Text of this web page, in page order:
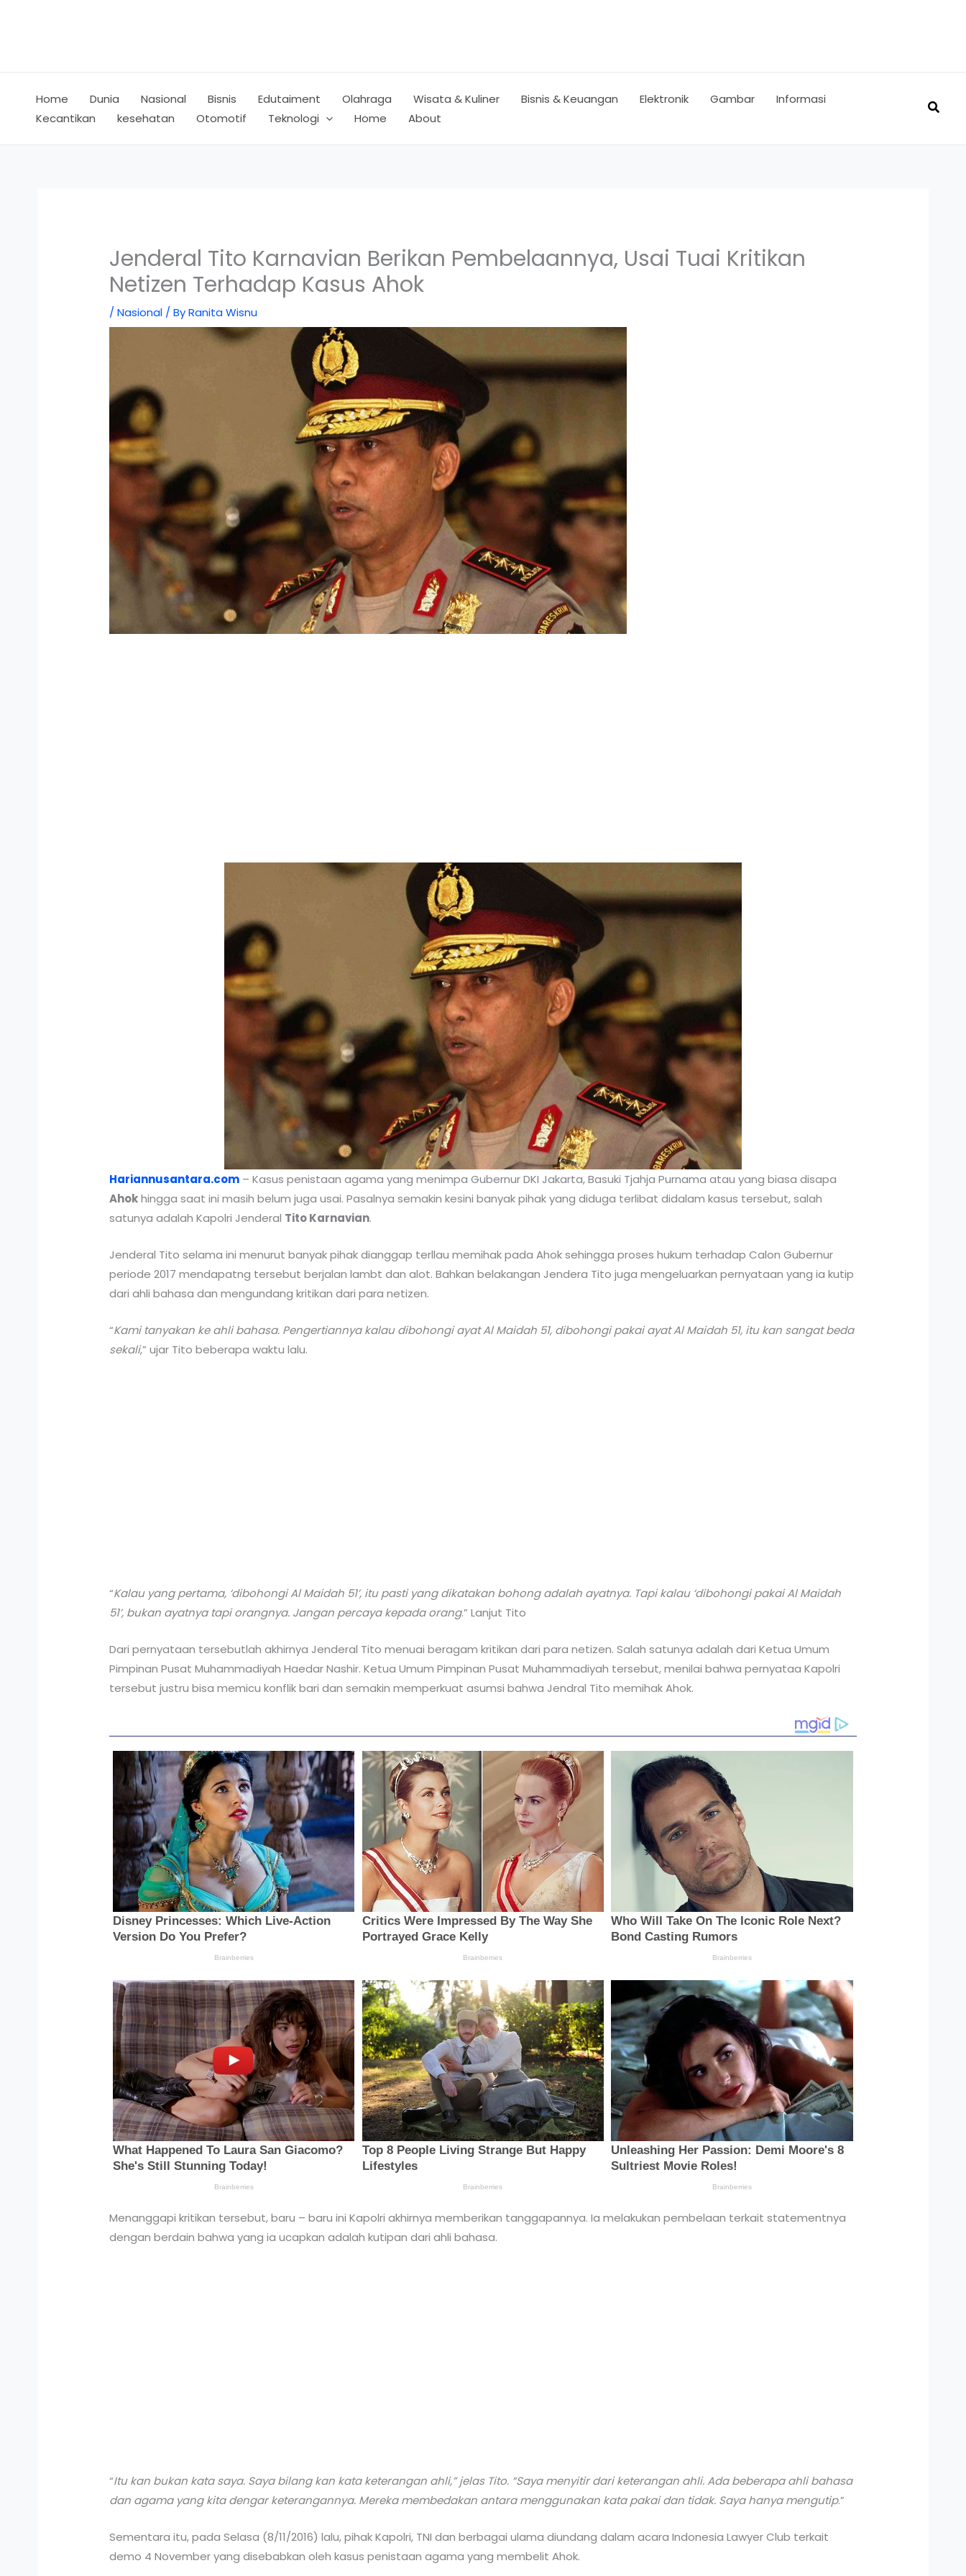
Home Dunia Nasional Bisnis Edutaiment Olahraga Wisata & Kuliner Bisnis & Keuangan Elektronik Gambar
Informasi
Kecantikan
kesehatan Otomotif Teknologi Home About
Jenderal Tito Karnavian Berikan Pembelaannya, Usai Tuai Kritikan
Netizen Terhadap Kasus Ahok
/Nasional / ByRanita Wisnu
Hariannusantara.com – Kasus penistaan agama yang menimpa Gubernur DKI Jakarta, Basuki Tjahja Purnama atau yang biasa disapa
Ahokhingga saat ini masih belum juga usai. Pasalnya semakin kesini banyak pihak yang diduga terlibat didalam kasus tersebut, salah
satunya adalah Kapolri Jenderal Tito Karnavian.
Jenderal Tito selama ini menurut banyak pihak dianggap terllau memihak pada Ahok sehingga proses hukum terhadap Calon Gubernur
periode 2017 mendapatng tersebut berjalan lambt dan alot. Bahkan belakangan Jendera Tito juga mengeluarkan pernyataan yang ia kutip
dari ahli bahasa dan mengundang kritikan dari para netizen.
“Kami tanyakan ke ahli bahasa. Pengertiannya kalau dibohongi ayat Al Maidah 51, dibohongi pakai ayat Al Maidah 51, itu kan sangat beda
sekali,” ujar Tito beberapa waktu lalu.
“Kalau yang pertama, ‘dibohongi Al Maidah 51’, itu pasti yang dikatakan bohong adalah ayatnya. Tapi kalau ‘dibohongi pakai Al Maidah
51’, bukan ayatnya tapi orangnya. Jangan percaya kepada orang.” Lanjut Tito
Dari pernyataan tersebutlah akhirnya Jenderal Tito menuai beragam kritikan dari para netizen. Salah satunya adalah dari Ketua Umum
Pimpinan Pusat Muhammadiyah Haedar Nashir. Ketua Umum Pimpinan Pusat Muhammadiyah tersebut, menilai bahwa pernyataa Kapolri
tersebut justru bisa memicu konflik bari dan semakin memperkuat asumsi bahwa Jendral Tito memihak Ahok.
Menanggapi kritikan tersebut, baru – baru ini Kapolri akhirnya memberikan tanggapannya. Ia melakukan pembelaan terkait statementnya
dengan berdain bahwa yang ia ucapkan adalah kutipan dari ahli bahasa.
“Itu kan bukan kata saya. Saya bilang kan kata keterangan ahli,” jelas Tito. “Saya menyitir dari keterangan ahli. Ada beberapa ahli bahasa
dan agama yang kita dengar keterangannya. Mereka membedakan antara menggunakan kata pakai dan tidak. Saya hanya mengutip.”
Sementara itu, pada Selasa (8/11/2016) lalu, pihak Kapolri, TNI dan berbagai ulama diundang dalam acara Indonesia Lawyer Club terkait
demo 4 November yang disebabkan oleh kasus penistaan agama yang membelit Ahok.